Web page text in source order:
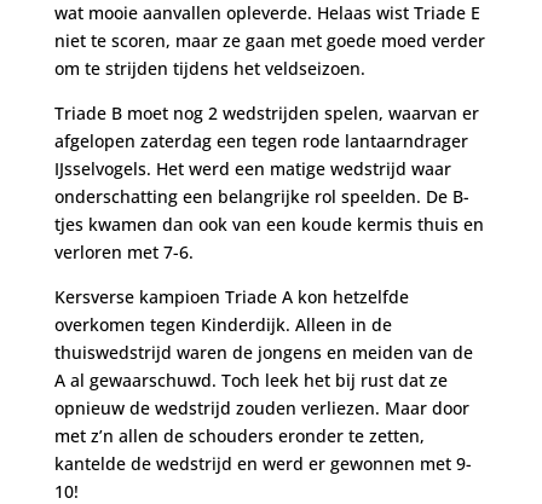
wat mooie aanvallen opleverde. Helaas wist Triade E
niet te scoren, maar ze gaan met goede moed verder
om te strijden tijdens het veldseizoen.
Triade B moet nog 2 wedstrijden spelen, waarvan er
afgelopen zaterdag een tegen rode lantaarndrager
IJsselvogels. Het werd een matige wedstrijd waar
onderschatting een belangrijke rol speelden. De B-
tjes kwamen dan ook van een koude kermis thuis en
verloren met 7-6.
Kersverse kampioen Triade A kon hetzelfde
overkomen tegen Kinderdijk. Alleen in de
thuiswedstrijd waren de jongens en meiden van de
A al gewaarschuwd. Toch leek het bij rust dat ze
opnieuw de wedstrijd zouden verliezen. Maar door
met z’n allen de schouders eronder te zetten,
kantelde de wedstrijd en werd er gewonnen met 9-
10!